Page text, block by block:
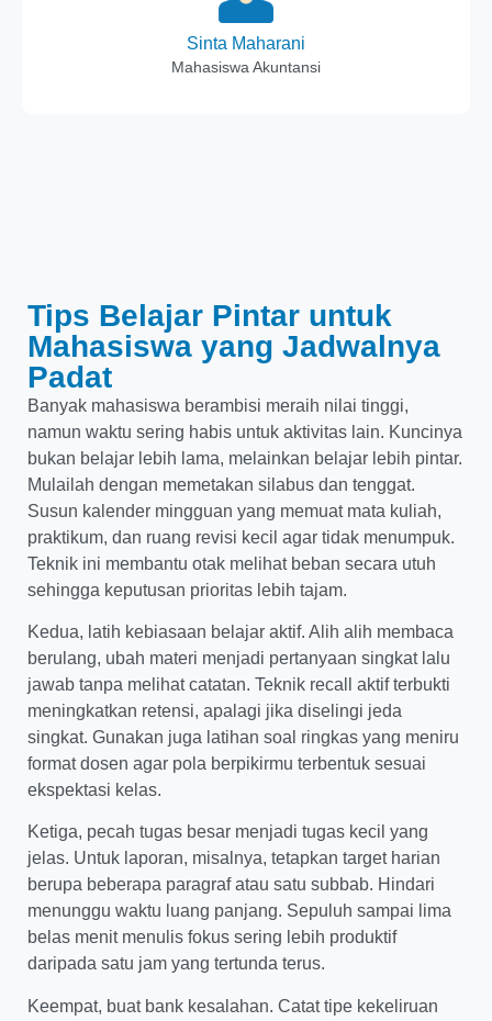
Sinta Maharani
Mahasiswa Akuntansi
Tips Belajar Pintar untuk
Mahasiswa yang Jadwalnya
Padat
Banyak mahasiswa berambisi meraih nilai tinggi,
namun waktu sering habis untuk aktivitas lain. Kuncinya
bukan belajar lebih lama, melainkan belajar lebih pintar.
Mulailah dengan memetakan silabus dan tenggat.
Susun kalender mingguan yang memuat mata kuliah,
praktikum, dan ruang revisi kecil agar tidak menumpuk.
Teknik ini membantu otak melihat beban secara utuh
sehingga keputusan prioritas lebih tajam.
Kedua, latih kebiasaan belajar aktif. Alih alih membaca
berulang, ubah materi menjadi pertanyaan singkat lalu
jawab tanpa melihat catatan. Teknik recall aktif terbukti
meningkatkan retensi, apalagi jika diselingi jeda
singkat. Gunakan juga latihan soal ringkas yang meniru
format dosen agar pola berpikirmu terbentuk sesuai
ekspektasi kelas.
Ketiga, pecah tugas besar menjadi tugas kecil yang
jelas. Untuk laporan, misalnya, tetapkan target harian
berupa beberapa paragraf atau satu subbab. Hindari
menunggu waktu luang panjang. Sepuluh sampai lima
belas menit menulis fokus sering lebih produktif
daripada satu jam yang tertunda terus.
Keempat, buat bank kesalahan. Catat tipe kekeliruan